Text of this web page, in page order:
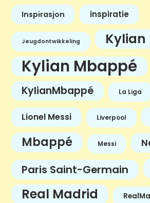
Inspirasjon inspiratie
Jeugdontwikkeling
Kylian Mbappé
KylianMbappé La Liga
Lionel Messi Liverpool
Mbappé Messi
Paris Saint-Germain
Real Madrid